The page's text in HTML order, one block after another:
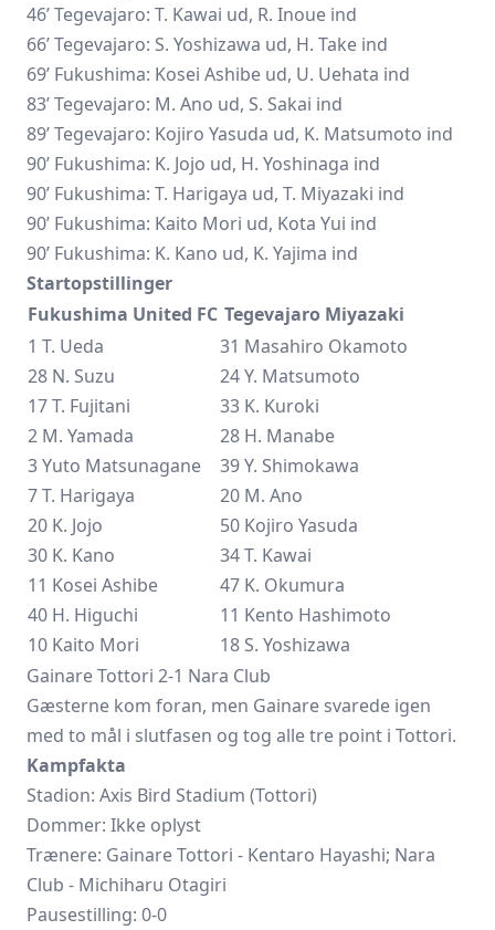
46’ Tegevajaro: T. Kawai ud, R. Inoue ind
66’ Tegevajaro: S. Yoshizawa ud, H. Take ind
69’ Fukushima: Kosei Ashibe ud, U. Uehata ind
83’ Tegevajaro: M. Ano ud, S. Sakai ind
89’ Tegevajaro: Kojiro Yasuda ud, K. Matsumoto ind
90’ Fukushima: K. Jojo ud, H. Yoshinaga ind
90’ Fukushima: T. Harigaya ud, T. Miyazaki ind
90’ Fukushima: Kaito Mori ud, Kota Yui ind
90’ Fukushima: K. Kano ud, K. Yajima ind
Startopstillinger
Fukushima United FC Tegevajaro Miyazaki
1 T. Ueda
28 N. Suzu
17 T. Fujitani
2 M. Yamada
3 Yuto Matsunagane
7 T. Harigaya
20 K. Jojo
30 K. Kano
11 Kosei Ashibe
40 H. Higuchi
10 Kaito Mori
31 Masahiro Okamoto
24 Y. Matsumoto
33 K. Kuroki
28 H. Manabe
39 Y. Shimokawa
20 M. Ano
50 Kojiro Yasuda
34 T. Kawai
47 K. Okumura
11 Kento Hashimoto
18 S. Yoshizawa
Gainare Tottori 2-1 Nara Club
Gæsterne kom foran, men Gainare svarede igen
med to mål i slutfasen og tog alle tre point i Tottori.
Kampfakta
Stadion: Axis Bird Stadium (Tottori)
Dommer: Ikke oplyst
Trænere: Gainare Tottori - Kentaro Hayashi; Nara
Club - Michiharu Otagiri
Pausestilling: 0-0